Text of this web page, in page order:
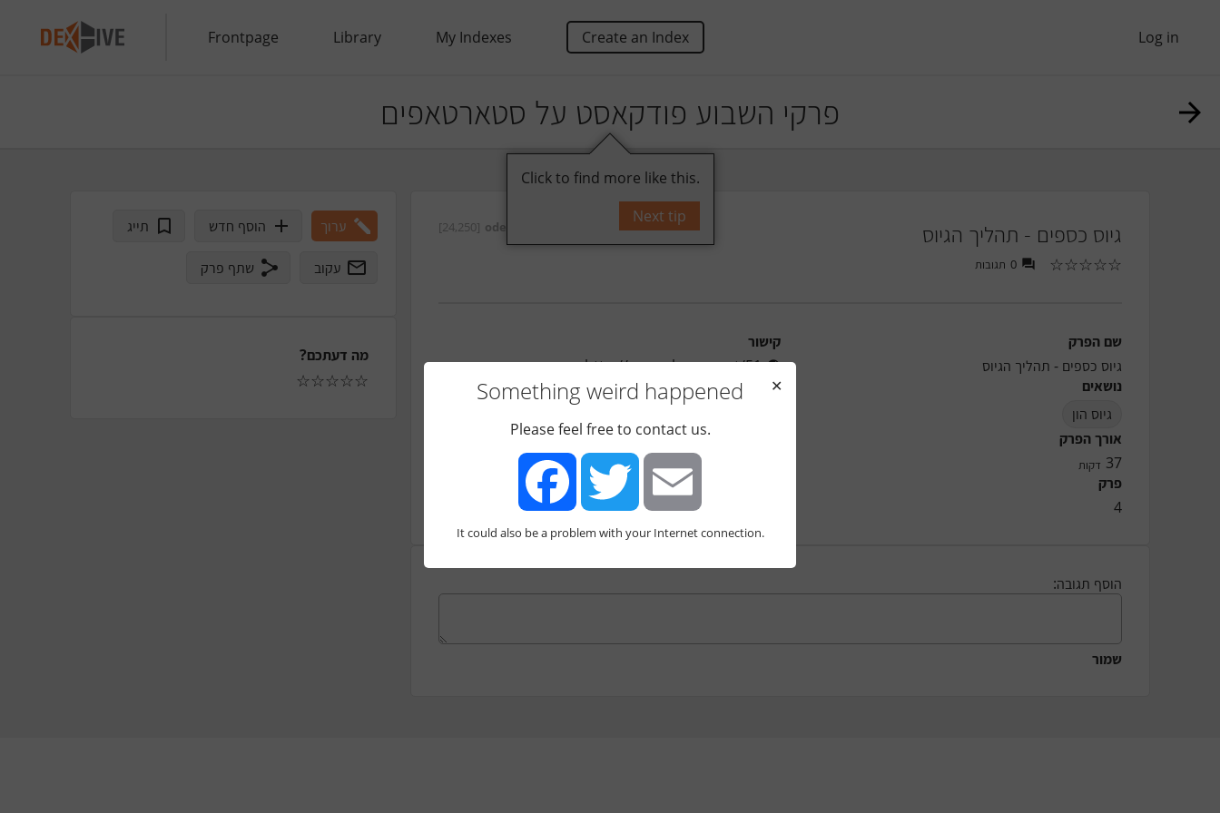
Frontpage Library My Indexes Create an Index Log in
פרקי השבוע פודקאסט על סטארטאפים
גיוס כספים - תהליך הגיוס oded
[24,250]
☆
☆
☆
☆
☆
0 תגובות
שם הפרק
גיוס כספים - תהליך הגיוס
קישור
http://www.shavua.net/51
נושאים
גיוס הון
אורחים
אורך הפרק
37 דקות
פרק
4
הוסף תגובה:
שמור
ערוך הוסף חדש תייג
עקוב שתף פרק
מה דעתכם?
☆
☆
☆
☆
☆ Something weird happened ✕
Please feel free to contact us.
FacebookTwitter Email
It could also be a problem with your Internet connection.
Click to find more like this.
Next tip